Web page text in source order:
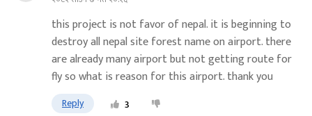
this project is not favor of nepal. it is beginning to
destroy all nepal site forest name on airport. there
are already many airport but not getting route for
fly so what is reason for this airport. thank you
Reply 3